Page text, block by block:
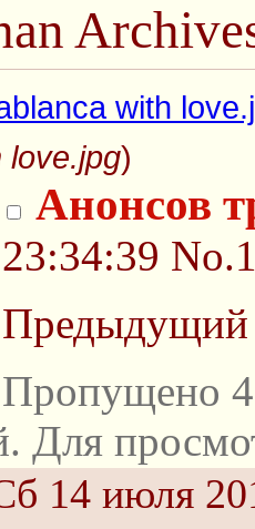
with
love.jpg)
Анонсов
23:34:39
Пропущено
Для
14 июля